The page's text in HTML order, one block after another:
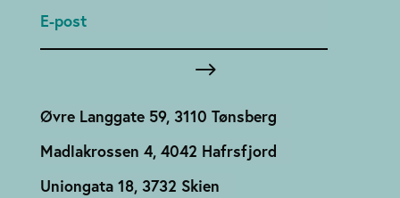
Øvre Langgate 59, 3110 Tønsberg
Madlakrossen 4, 4042 Hafrsfjord
Uniongata 18, 3732 Skien